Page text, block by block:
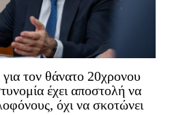
τον θάνατο 20χρονου
έχει αποστολή να
όχι να σκοτώνει